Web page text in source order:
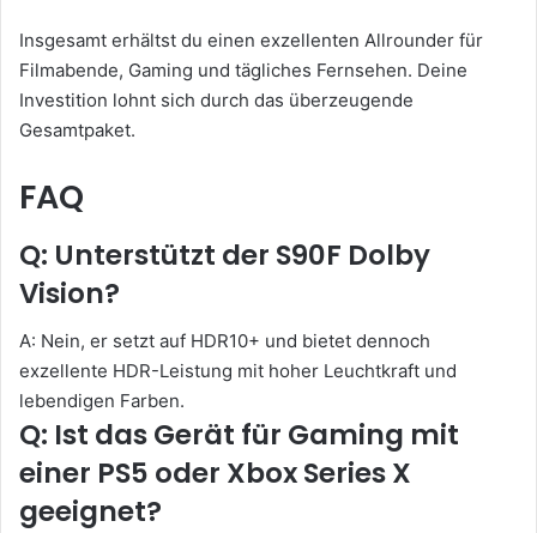
Insgesamt erhältst du einen exzellenten Allrounder für
Filmabende, Gaming und tägliches Fernsehen. Deine
Investition lohnt sich durch das überzeugende
Gesamtpaket.
FAQ
Q: Unterstützt der S90F Dolby
Vision?
A: Nein, er setzt auf HDR10+ und bietet dennoch
exzellente HDR-Leistung mit hoher Leuchtkraft und
lebendigen Farben.
Q: Ist das Gerät für Gaming mit
einer PS5 oder Xbox Series X
geeignet?